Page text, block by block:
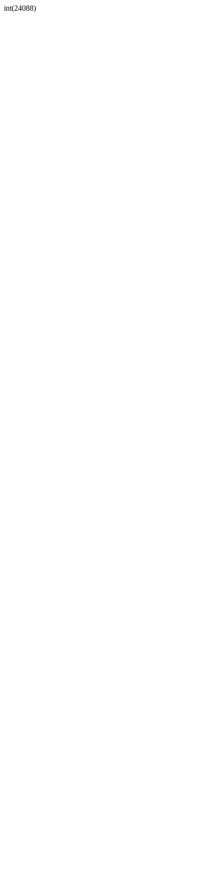
int(24088)